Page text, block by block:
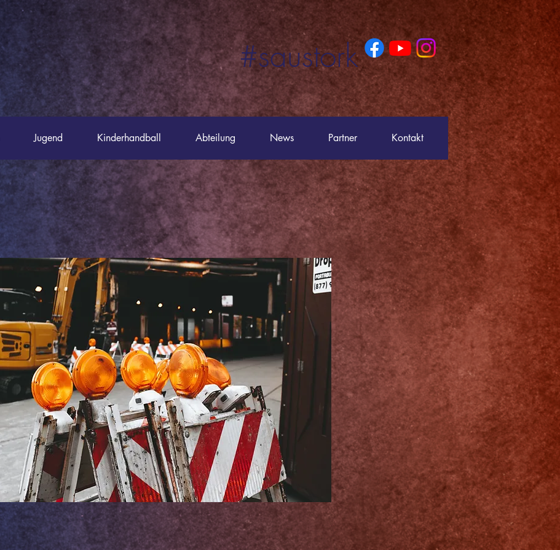
#saustork
#saustork
Jugend Kinderhandball Abteilung News Partner Kontakt